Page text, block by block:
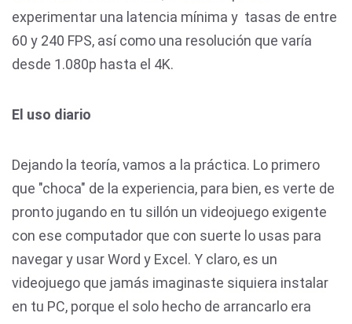
experimentar una latencia mínima y tasas de entre
60 y 240 FPS, así como una resolución que varía
desde 1.080p hasta el 4K.
El uso diario
Dejando la teoría, vamos a la práctica. Lo primero
que "choca" de la experiencia, para bien, es verte de
pronto jugando en tu sillón un videojuego exigente
con ese computador que con suerte lo usas para
navegar y usar Word y Excel. Y claro, es un
videojuego que jamás imaginaste siquiera instalar
en tu PC, porque el solo hecho de arrancarlo era